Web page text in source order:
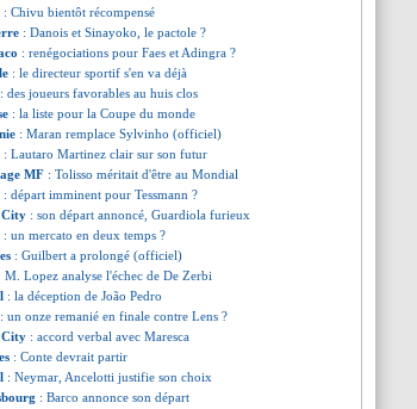
: Chivu bientôt récompensé
: Danois et Sinayoko, le pactole ?
: renégociations pour Faes et Adingra ?
: le directeur sportif s'en va déjà
: des joueurs favorables au huis clos
: la liste pour la Coupe du monde
: Maran remplace Sylvinho (officiel)
: Lautaro Martinez clair sur son futur
MF : Tolisso méritait d'être au Mondial
: départ imminent pour Tessmann ?
City : son départ annoncé, Guardiola furieux
: un mercato en deux temps ?
: Guilbert a prolongé (officiel)
: M. Lopez analyse l'échec de De Zerbi
: la déception de João Pedro
: un onze remanié en finale contre Lens ?
City : accord verbal avec Maresca
: Conte devrait partir
: Neymar, Ancelotti justifie son choix
: Barco annonce son départ